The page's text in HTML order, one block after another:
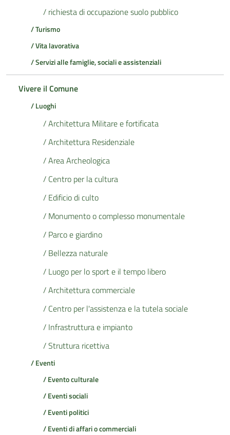
/ richiesta di occupazione suolo pubblico
/ Turismo
/ Vita lavorativa
/ Servizi alle famiglie, sociali e assistenziali
Vivere il Comune
/ Luoghi
/ Architettura Militare e fortificata
/ Architettura Residenziale
/ Area Archeologica
/ Centro per la cultura
/ Edificio di culto
/ Monumento o complesso monumentale
/ Parco e giardino
/ Bellezza naturale
/ Luogo per lo sport e il tempo libero
/ Architettura commerciale
/ Centro per l'assistenza e la tutela sociale
/ Infrastruttura e impianto
/ Struttura ricettiva
/ Eventi
/ Evento culturale
/ Eventi sociali
/ Eventi politici
/ Eventi di affari o commerciali